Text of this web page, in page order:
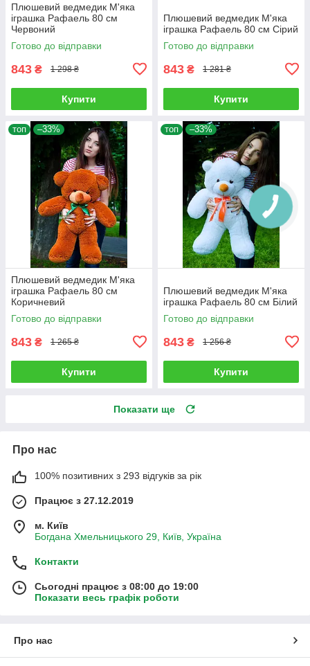
Плюшевий ведмедик М'яка
іграшка Рафаель 80 см
Червоний
Готово до відправки
843 ₴ 1 298 ₴
Купити
Плюшевий ведмедик М'яка
іграшка Рафаель 80 см Сірий
Готово до відправки
843 ₴ 1 281 ₴
Купити
топ –33%
Плюшевий ведмедик М'яка
іграшка Рафаель 80 см
Коричневий
Готово до відправки
843 ₴ 1 265 ₴
Купити
топ –33%
Плюшевий ведмедик М'яка
іграшка Рафаель 80 см Білий
Готово до відправки
843 ₴ 1 256 ₴
Купити
Показати ще
Про нас
100% позитивних з 293 відгуків за рік
Працює з 27.12.2019
м. Київ
Богдана Хмельницького 29, Київ, Україна
Контакти
Сьогодні працює з 08:00 до 19:00
Показати весь графік роботи
Про нас